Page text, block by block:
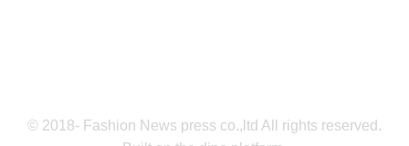
© 2018- Fashion News press co.,ltd All rights reserved.